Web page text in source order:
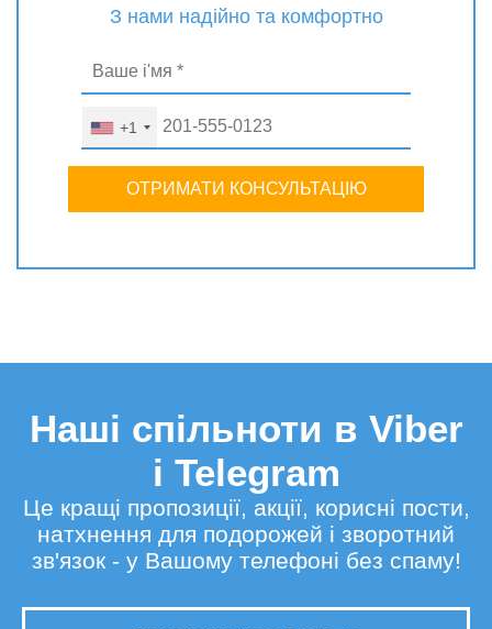
З нами надійно та комфортно
+1
ОТРИМАТИ КОНСУЛЬТАЦІЮ
Наші спільноти в Viber
і Telegram
Це кращі пропозиції, акції, корисні пости,
натхнення для подорожей і зворотний
зв'язок - у Вашому телефоні без спаму!